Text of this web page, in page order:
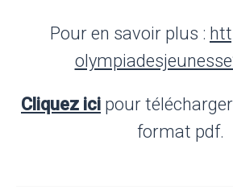
Pour en savoir plus :
Cliquez ici pour
format pdf.